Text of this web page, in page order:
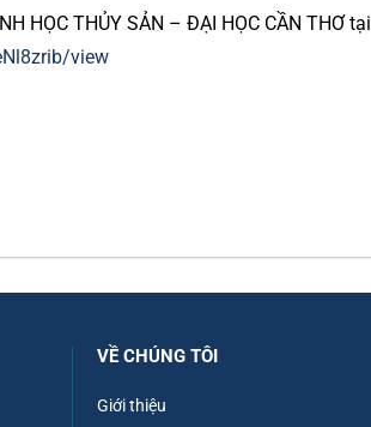
HỌC THỦY SẢN – ĐẠI HỌC CẦN THƠ tại
view
VỀ CHÚNG TÔI
Giới thiệu